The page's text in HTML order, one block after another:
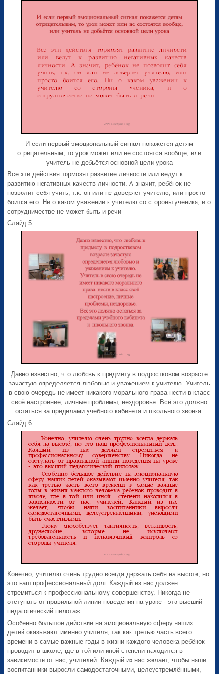
И если первый эмоциональный сигнал покажется детям
отрицательным, то урок может или не состоятся вообще, или
учитель не добьётся основной цели урока
Все эти действия тормозят развитие личности или ведут к
развитию негативных качеств личности. А значит, ребёнок не
позволит себя учить, т.к. он или не доверяет учителю, или просто
боится его. Ни о каком уважении к учителю со стороны ученика, и о
сотрудничестве не может быть и речи
Слайд 5
Давно известно, что любовь к предмету в подростковом возрасте
зачастую определяется любовью и уважением к учителю. Учитель
в свою очередь не имеет никакого морального права нести в класс
своё настроение, личные проблемы, нездоровье. Всё это должно
остаться за пределами учебного кабинета и школьного звонка.
Слайд 6
Конечно, учителю очень трудно всегда держать себя на высоте, но
это наш профессиональный долг. Каждый из нас должен
стремиться к профессиональному совершенству. Никогда не
отступать от правильной линии поведения на уроке - это высший
педагогический пилотаж.
Особенно большое действие на эмоциональную сферу наших
детей оказывают именно учителя, так как третью часть всего
времени в самые важные годы в жизни каждого человека ребёнок
проводит в школе, где в той или иной степени находится в
зависимости от нас, учителей. Каждый из нас желает, чтобы наши
воспитанники выросли самодостаточными, целеустремлёнными,